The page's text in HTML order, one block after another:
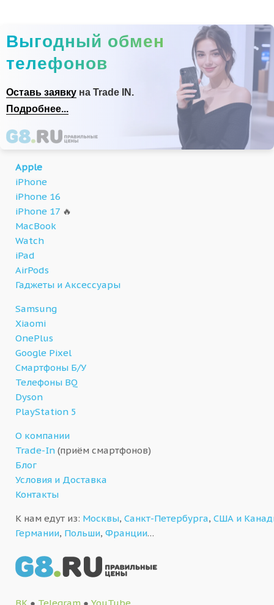
Выгодный обмен
телефонов
Оставь заявку на Trade IN.
Подробнее...
Apple
iPhone
iPhone 16
iPhone 17 🔥
MacBook
Watch
iPad
AirPods
Гаджеты и Аксессуары
Samsung
Xiaomi
OnePlus
Google Pixel
Смартфоны Б/У
Телефоны BQ
Dyson
PlayStation 5
О компании
Trade-In (приём смартфонов)
Блог
Условия и Доставка
Контакты
К нам едут из: Москвы, Санкт-Петербурга, США и
Германии, Польши, Франции…
ВК ● Telegram ● YouTube